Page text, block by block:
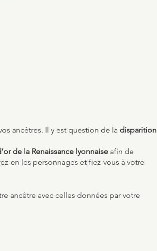
ancêtres. Il y est question de la disparition
de la Renaissance lyonnaiseafin de
en les personnages et fiez-vous à votre
ancêtre avec celles données par votre